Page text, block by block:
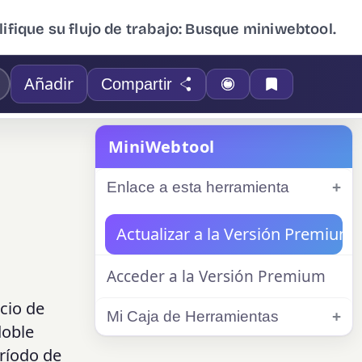
su flujo de trabajo: Busque miniwebtool.
Añadir Compartir
de
de
MiniWebtool
Enlace a esta herramienta
Actualizar a la Versión Premium
Acceder a la Versión Premium
Mi Caja de Herramientas